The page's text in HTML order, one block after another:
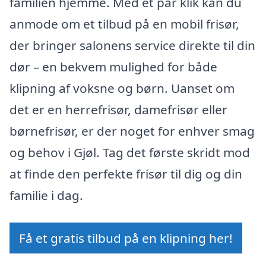
anmode om et tilbud på en mobil frisør,
der bringer salonens service direkte til din
dør – en bekvem mulighed for både
klipning af voksne og børn. Uanset om
det er en herrefrisør, damefrisør eller
børnefrisør, er der noget for enhver smag
og behov i Gjøl. Tag det første skridt mod
at finde den perfekte frisør til dig og din
familie i dag.
Få et gratis tilbud på en klipning her!